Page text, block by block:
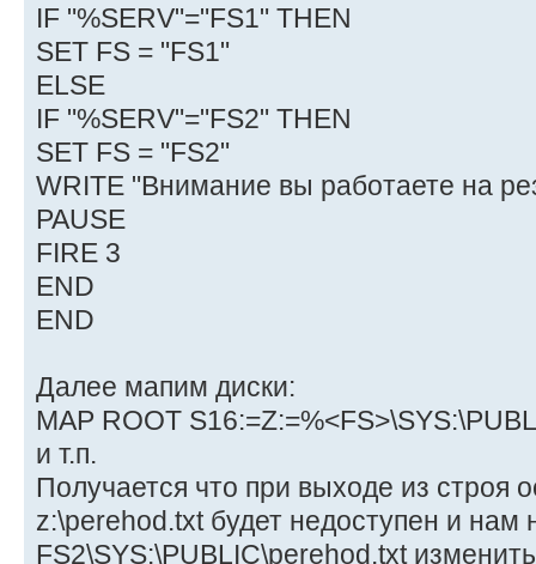
IF "%SERV"="FS1" THEN
SET FS = "FS1"
ELSE
IF "%SERV"="FS2" THEN
SET FS = "FS2"
WRITE "Внимание вы работаете на
PAUSE
FIRE 3
END
END
Далее мапим диски:
MAP ROOT
и т.п.
Получается что при выходе из строя
z:\perehod.txt будет недоступен и нам
FS2\SYS:\PUBLIC\perehod.txt